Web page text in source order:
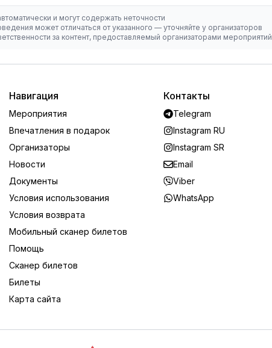
и могут содержать неточности
может отличаться от указанного — уточняйте у организаторов
за контент, предоставляемый организаторами мероприятий
Навигация
Мероприятия
Впечатления в подарок
Организаторы
Новости
Документы
Условия использования
Условия возврата
Мобильный сканер билетов
Помощь
Сканер билетов
Билеты
Карта сайта
Контакты
Telegram
Instagram RU
Instagram SR
Email
Viber
WhatsApp